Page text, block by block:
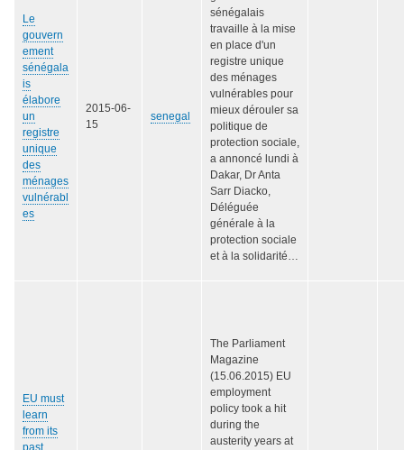
Le
gouvern
ement
sénégala
is
élabore
un
registre
unique
des
ménages
vulnérabl
es
2015-06-
15
senegal
sénégalais
travaille à la mise
en place d'un
registre unique
des ménages
vulnérables pour
mieux dérouler sa
politique de
protection sociale,
a annoncé lundi à
Dakar, Dr Anta
Sarr Diacko,
Déléguée
générale à la
protection sociale
et à la solidarité…
EU must
learn
from its
past
The Parliament
Magazine
(15.06.2015) EU
employment
policy took a hit
during the
austerity years at